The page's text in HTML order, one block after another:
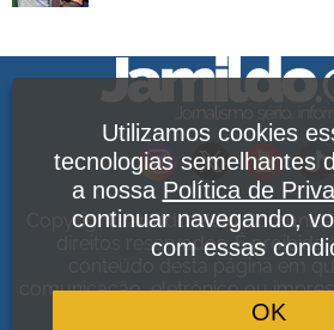
Copyright Jamildo Melo
direitos reservados. É proibida
conteúdo desta página em
comunicação, eletrônico ou
Política de
Utilizamos cookies
tecnologias semelhantes
a nossa Política de
continuar navegando,
com essas
OK